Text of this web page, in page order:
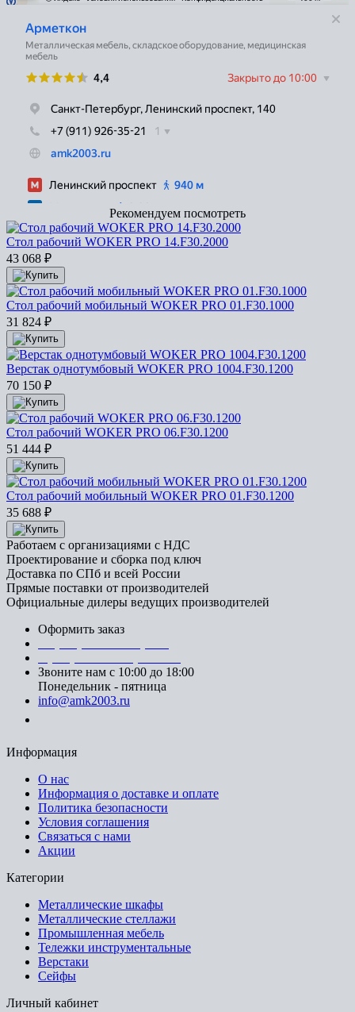
Рекомендуем посмотреть
Стол рабочий WOKER PRO 14.F30.2000
43 068 ₽
Стол рабочий мобильный WOKER PRO 01.F30.1000
31 824 ₽
Верстак однотумбовый WOKER PRO 1004.F30.1200
70 150 ₽
Стол рабочий WOKER PRO 06.F30.1200
51 444 ₽
Стол рабочий мобильный WOKER PRO 01.F30.1200
35 688 ₽
Работаем с организациями с НДС
Проектирование и сборка под ключ
Доставка по СПб и всей России
Прямые поставки от производителей
Официальные дилеры ведущих производителей
Оформить заказ
Звоните нам с 10:00 до 18:00
Понедельник - пятница
info@amk2003.ru
Информация
О нас
Информация о доставке и оплате
Политика безопасности
Условия соглашения
Связаться с нами
Акции
Категории
Металлические шкафы
Металлические стеллажи
Промышленная мебель
Тележки инструментальные
Верстаки
Сейфы
Личный кабинет